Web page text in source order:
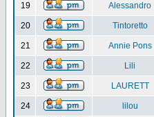
19 Alessandro
20 Tintoretto
21 Annie Pons
22 Lili
23 LAURETT
24 lilou